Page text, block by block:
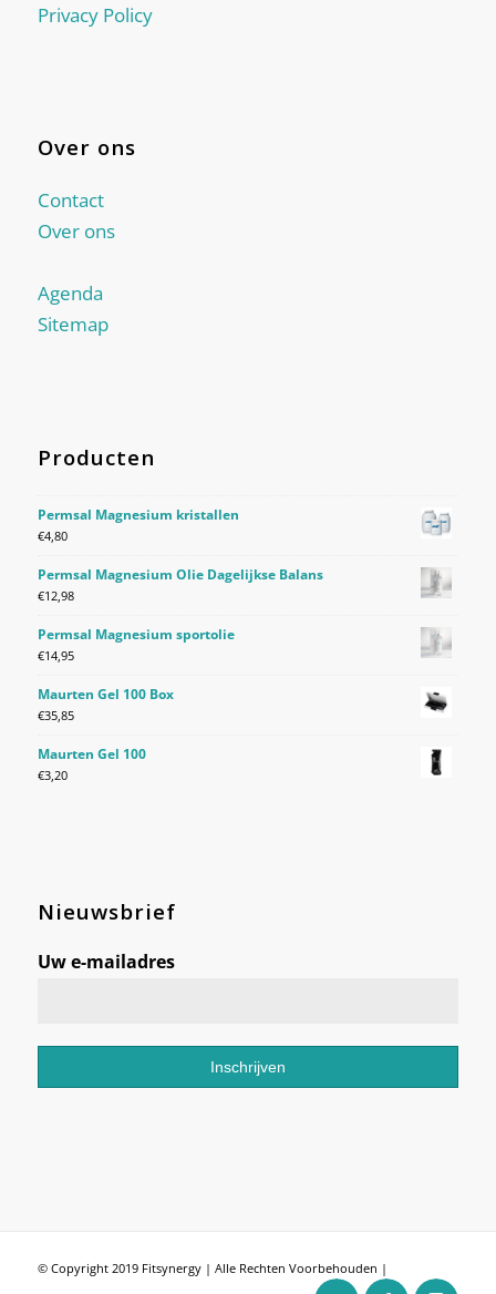
Privacy Policy
Over ons
Contact
Over ons
Agenda
Sitemap
Producten
Permsal Magnesium kristallen
€4,80
Permsal Magnesium Olie Dagelijkse Balans
€12,98
Permsal Magnesium sportolie
€14,95
Maurten Gel 100 Box
€35,85
Maurten Gel 100
€3,20
Nieuwsbrief
Uw e-mailadres
© Copyright 2019 Fitsynergy | Alle Rechten Voorbehouden |